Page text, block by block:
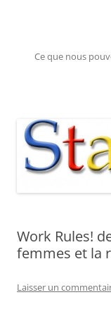
Ce que nous
Work Rules!
femmes et la
Laisser un